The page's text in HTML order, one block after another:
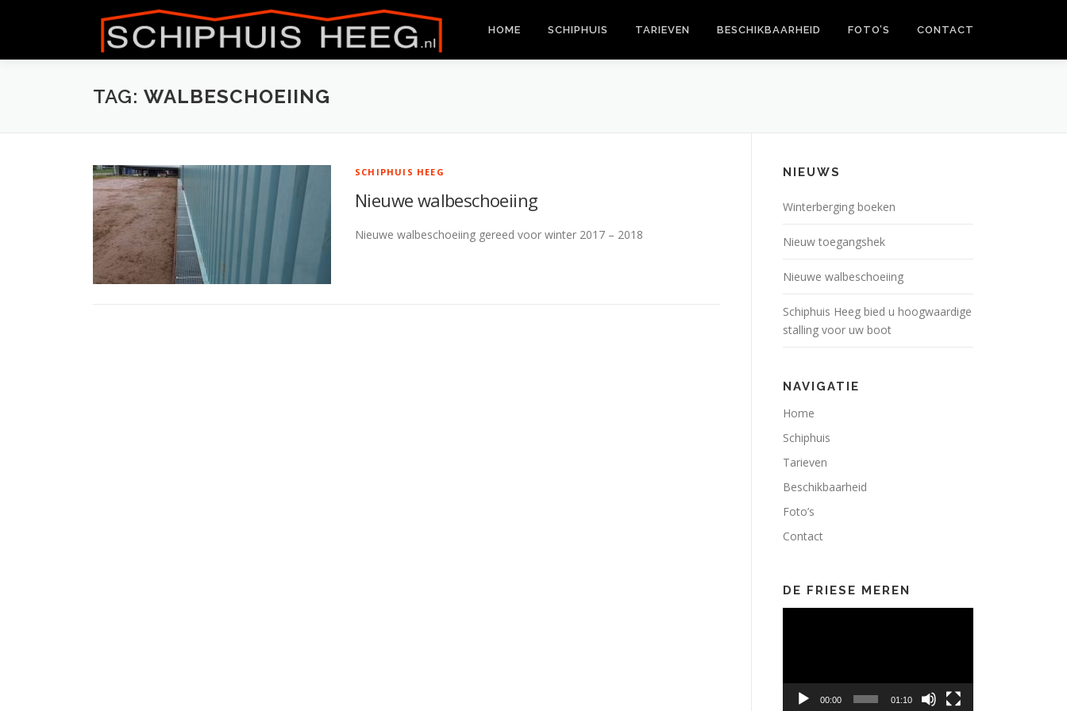
springen
HOME SCHIPHUIS TARIEVEN BESCHIKBAARHEID FOTO’S CONTACT
TAG: WALBESCHOEIING
SCHIPHUIS HEEG
Nieuwe walbeschoeiing
Nieuwe walbeschoeiing gereed voor winter 2017 – 2018
NIEUWS
Winterberging boeken
Nieuw toegangshek
Nieuwe walbeschoeiing
Schiphuis Heeg bied u hoogwaardige
stalling voor uw boot
NAVIGATIE
Home
Schiphuis
Tarieven
Beschikbaarheid
Foto’s
Contact
DE FRIESE MEREN
00:00 01:10